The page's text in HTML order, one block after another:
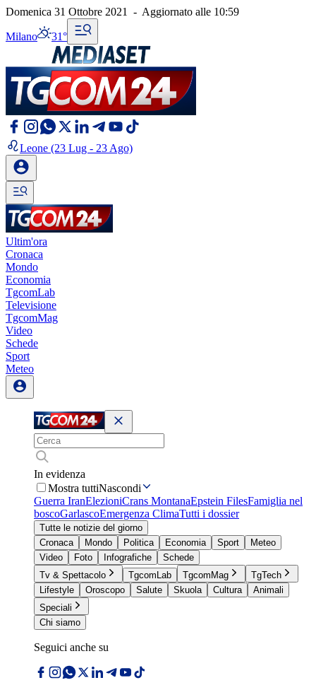
Domenica 31 Ottobre 2021 - Aggiornato alle 10:59
Milano 31°
Leone (23 Lug - 23 Ago)
Ultim'ora
Cronaca
Mondo
Economia
TgcomLab
Televisione
TgcomMag
Video
Schede
Sport
Meteo
In evidenza
Mostra tuttiNascondi
Guerra IranElezioniCrans MontanaEpstein FilesFamiglia nel
boscoGarlascoEmergenza ClimaTutti i dossier
Tutte le notizie del giorno
Cronaca
Mondo Politica Economia Sport
Meteo
Video
Foto Infografiche
Schede
Tv & Spettacolo
TgcomLab TgcomMag
TgTech
Lifestyle
Oroscopo Salute Skuola Cultura
Animali
Speciali
Chi siamo
Seguici anche su